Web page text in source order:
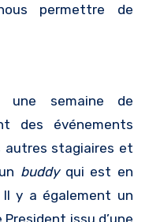
permettre de
une semaine de
des événements
stagiaires et
buddyqui est en
y a également un